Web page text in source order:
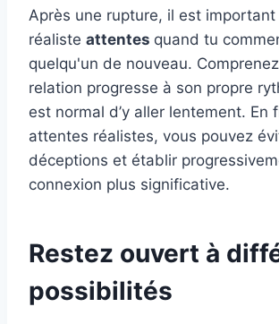
Après une rupture, il est
réaliste attentes quand tu
quelqu'un de nouveau.
relation progresse à son propre
est normal d’y aller lentement. En
attentes réalistes, vous pouvez
déceptions et établir
connexion plus significative.
Restez ouvert à
possibilités